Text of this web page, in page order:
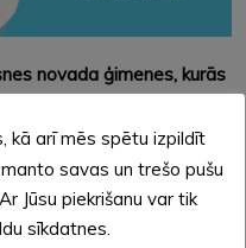
novada ģimenes, kurās
svētkiem piedzimis
sumināšanas
2. augustā pulksten
centra.
pilsētas svētkos
kā arī mēs spētu izpildīt
savas un trešo pušu
Jūsu piekrišanu var tik
sīkdatnes.